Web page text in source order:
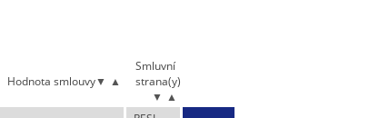
Hodnota smlouvy ▲
▼
Smluvní
strana(y)
▲
▼